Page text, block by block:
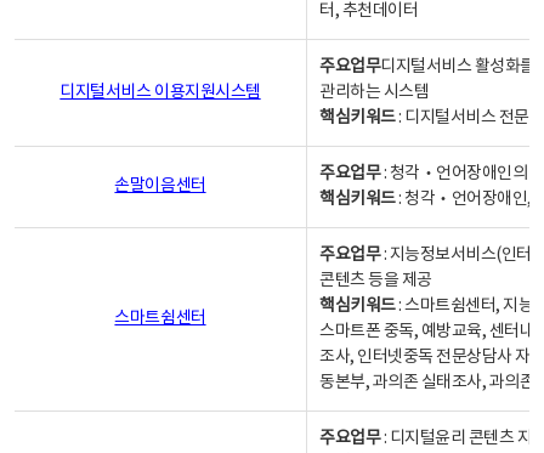
터, 추천데이터
디지털서비스 이용지원시스템
주요업무디지털서비스 활성화를
관리하는 시스템
핵심키워드: 디지털서비스 전문
손말이음센터
주요업무: 청각‧언어장애인의
핵심키워드: 청각‧언어장애인,
스마트쉼센터
주요업무: 지능정보서비스(인터
콘텐츠 등을 제공
핵심키워드: 스마트쉼센터, 지능
스마트폰 중독, 예방교육, 센터내
조사, 인터넷중독 전문상담사 자
동본부, 과의존 실태조사, 과의존
주요업무: 디지털윤리 콘텐츠 지